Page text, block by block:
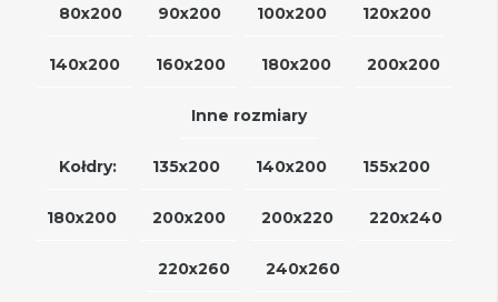
80x200 90x200 100x200 120x200
140x200 160x200 180x200 200x200
Inne rozmiary
Kołdry: 135x200 140x200 155x200
180x200 200x200 200x220 220x240
220x260 240x260